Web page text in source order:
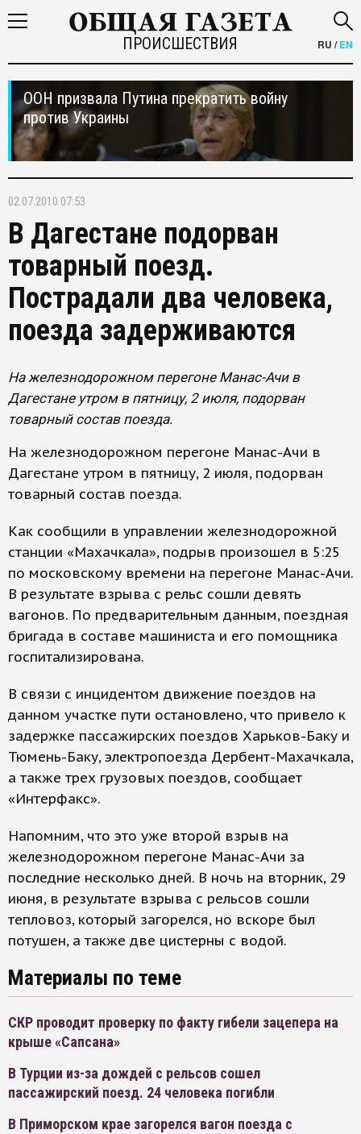
ПРОИСШЕСТВИЯ RU /EN
ООН призвала Путина прекратить войну
против Украины
02.07.2010 07:53
В Дагестане подорван
товарный поезд.
Пострадали два человека,
поезда задерживаются
На железнодорожном перегоне Манас-Ачи в
Дагестане утром в пятницу, 2 июля, подорван
товарный состав поезда.
На железнодорожном перегоне Манас-Ачи в
Дагестане утром в пятницу, 2 июля, подорван
товарный состав поезда.
Как сообщили в управлении железнодорожной
станции «Махачкала», подрыв произошел в 5:25
по московскому времени на перегоне Манас-Ачи.
В результате взрыва с рельс сошли девять
вагонов. По предварительным данным, поездная
бригада в составе машиниста и его помощника
госпитализирована.
В связи с инцидентом движение поездов на
данном участке пути остановлено, что привело к
задержке пассажирских поездов Харьков-Баку и
Тюмень-Баку, электропоезда Дербент-Махачкала,
а также трех грузовых поездов, сообщает
«Интерфакс».
Напомним, что это уже второй взрыв на
железнодорожном перегоне Манас-Ачи за
последние несколько дней. В ночь на вторник, 29
июня, в результате взрыва с рельсов сошли
тепловоз, который загорелся, но вскоре был
потушен, а также две цистерны с водой.
Материалы по теме
СКР проводит проверку по факту гибели зацепера на
крыше «Сапсана»
В Турции из-за дождей с рельсов сошел
пассажирский поезд. 24 человека погибли
В Приморском крае загорелся вагон поезда с